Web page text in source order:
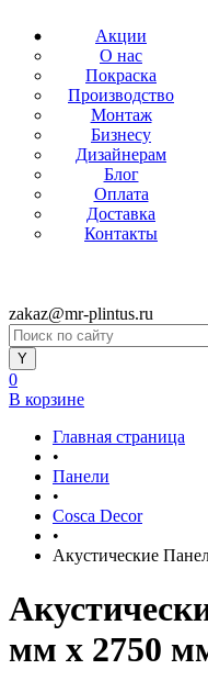
Акции
О нас
Покраска
Производство
Монтаж
Бизнесу
Дизайнерам
Блог
Оплата
Доставка
Контакты
zakaz@mr-plintus.ru
0
В корзине
Главная страница
•
Панели
•
Cosca Decor
•
Акустические
мм х 2750